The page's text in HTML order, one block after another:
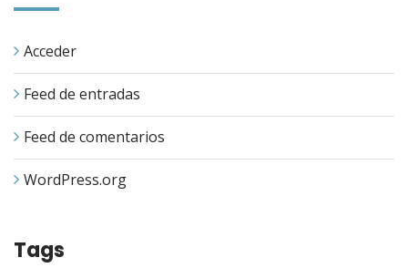
Acceder
Feed de entradas
Feed de comentarios
WordPress.org
Tags